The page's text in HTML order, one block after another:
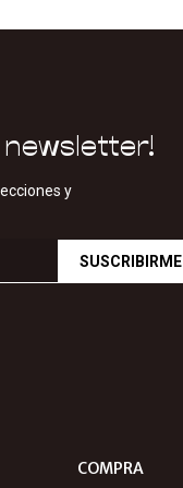
COMPRA
y
SUSCRIBIRME